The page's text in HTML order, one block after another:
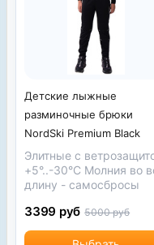
Детские лыжные
разминочные брюки
NordSki Premium Black
Элитные с
+5°..-30°С Молния во
длину - самосбросы
3399 руб 5000 руб